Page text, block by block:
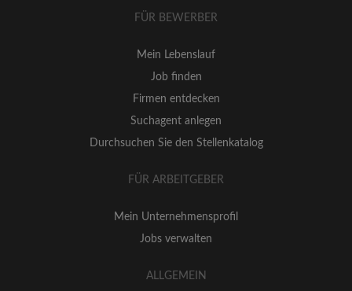
FÜR BEWERBER
Mein Lebenslauf
Job finden
Firmen entdecken
Suchagent anlegen
Durchsuchen Sie den Stellenkatalog
FÜR ARBEITGEBER
Mein Unternehmensprofil
Jobs verwalten
ALLGEMEIN